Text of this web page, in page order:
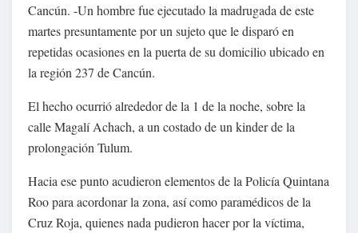
Cancún. -Un hombre fue ejecutado la madrugada de este
martes presuntamente por un sujeto que le disparó en
repetidas ocasiones en la puerta de su domicilio ubicado en
la región 237 de Cancún.
El hecho ocurrió alrededor de la 1 de la noche, sobre la
calle Magalí Achach, a un costado de un kinder de la
prolongación Tulum.
Hacia ese punto acudieron elementos de la Policía Quintana
Roo para acordonar la zona, así como paramédicos de la
Cruz Roja, quienes nada pudieron hacer por la víctima,